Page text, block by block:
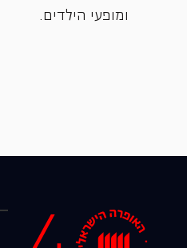
ומופעי הילדים.